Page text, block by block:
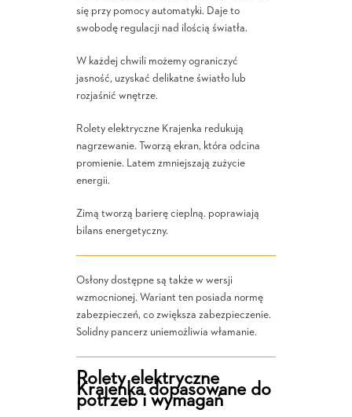
się przy pomocy automatyki. Daje to
swobodę regulacji nad ilością światła.
W każdej chwili możemy ograniczyć
jasność, uzyskać delikatne światło lub
rozjaśnić wnętrze.
Rolety elektryczne Krajenka redukują
nagrzewanie. Tworzą ekran, która odcina
promienie. Latem zmniejszają zużycie
energii.
Zimą tworzą barierę cieplną. poprawiają
bilans energetyczny.
Osłony dostępne są także w wersji
wzmocnionej. Wariant ten posiada normę
zabezpieczeń, co zwiększa zabezpieczenie.
Solidny pancerz uniemożliwia włamanie.
Rolety elektryczne
Krajenka dopasowane do
potrzeb i wymagań